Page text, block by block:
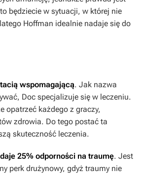
będziecie w sytuacji, w której nie
Hoffman idealnie nadaje się do
wspomagającą. Jak nazwa
Doc specjalizuje się w leczeniu.
opatrzeć każdego z graczy,
zdrowia. Do tego postać ta
skuteczność leczenia.
25% odporności na traumę. Jest
perk drużynowy, gdyż traumy nie